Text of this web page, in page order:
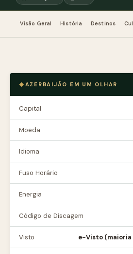
Visão Geral História Destinos
AZERBAIJÃO EM UM OLHAR
Capital
Moeda
Idioma
Fuso Horário
Energia
Código de Discagem
Visto e-Visto (maioria